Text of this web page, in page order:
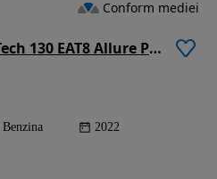
Peugeot 3008 1.2 PureTech 130 EAT8 Allure Pack
Benzina 2022
Conform mediei